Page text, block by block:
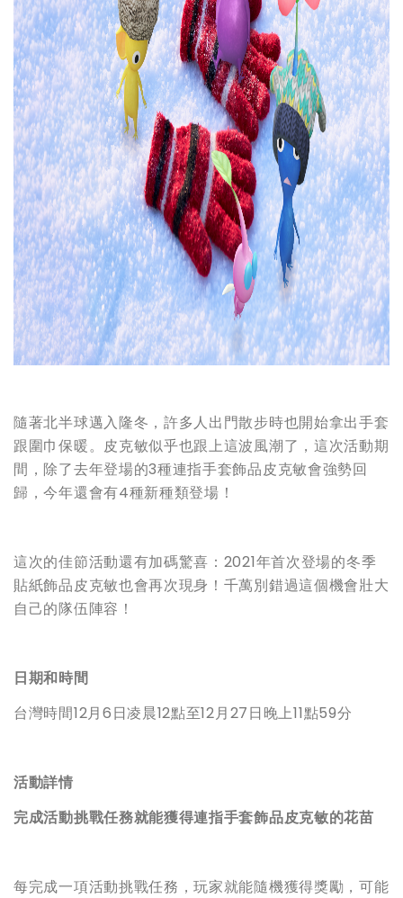
隨著北半球邁入隆冬，許多人出門散步時也開始拿出手套
跟圍巾保暖。皮克敏似乎也跟上這波風潮了，這次活動期
間，除了去年登場的3種連指手套飾品皮克敏會強勢回
歸，今年還會有4種新種類登場！
這次的佳節活動還有加碼驚喜：2021年首次登場的冬季
貼紙飾品皮克敏也會再次現身！千萬別錯過這個機會壯大
自己的隊伍陣容！
日期和時間
台灣時間12月6日凌晨12點至12月27日晚上11點59分
活動詳情
完成活動挑戰任務就能獲得連指手套飾品皮克敏的花苗
每完成一項活動挑戰任務，玩家就能隨機獲得獎勵，可能